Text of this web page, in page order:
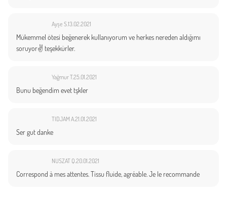
Ayşe S.13.02.2021
Mükemmel ötesi beğenerek kullanıyorum ve herkes nereden aldığımı
soruyor✌️ teşekkürler.
Yağmur T.25.01.2021
Bunu beğendim evet tşkler
TIDJAM A.21.01.2021
Ser gut danke
NUSZAT Q. 20.01.2021
Correspond à mes attentes. Tissu fluide, agréable. Je le recommande